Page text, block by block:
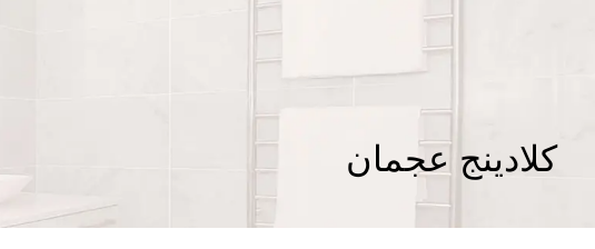
كلادينج عجمان